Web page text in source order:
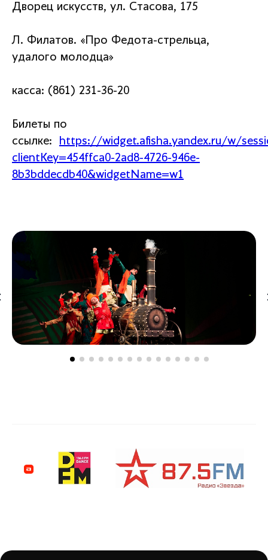
Дворец искусств, ул. Стасова, 175
Л. Филатов. «Про Федота-стрельца,
удалого молодца»
касса: (861) 231-36-20
Билеты по
ссылке: https://widget.afisha.yandex.ru/w/
clientKey=454ffca0-2ad8-4726-946e-
8b3bddecdb40&widgetName=w1